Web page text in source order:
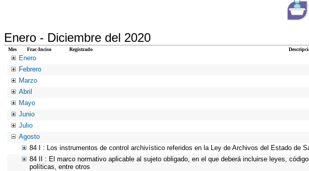
Enero - Diciembre del 2020
Mes Frac-Inciso Registrado
Enero
Febrero
Marzo
Abril
Mayo
Junio
Julio
Agosto
84 I : Los instrumentos de control archivístico referidos en la Ley de Archivos del Estado de
84 II : El marco normativo aplicable al sujeto obligado, en el que deberá incluirse leyes,
políticas, entre otros